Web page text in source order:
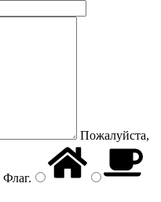
Пожалуйста,
Флаг.